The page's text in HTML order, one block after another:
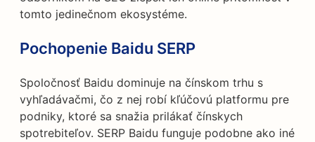
tomto jedinečnom ekosystéme.
Pochopenie Baidu SERP
Spoločnosť Baidu dominuje na čínskom trhu s
vyhľadávačmi, čo z nej robí kľúčovú platformu pre
podniky, ktoré sa snažia prilákať čínskych
spotrebiteľov. SERP Baidu funguje podobne ako iné